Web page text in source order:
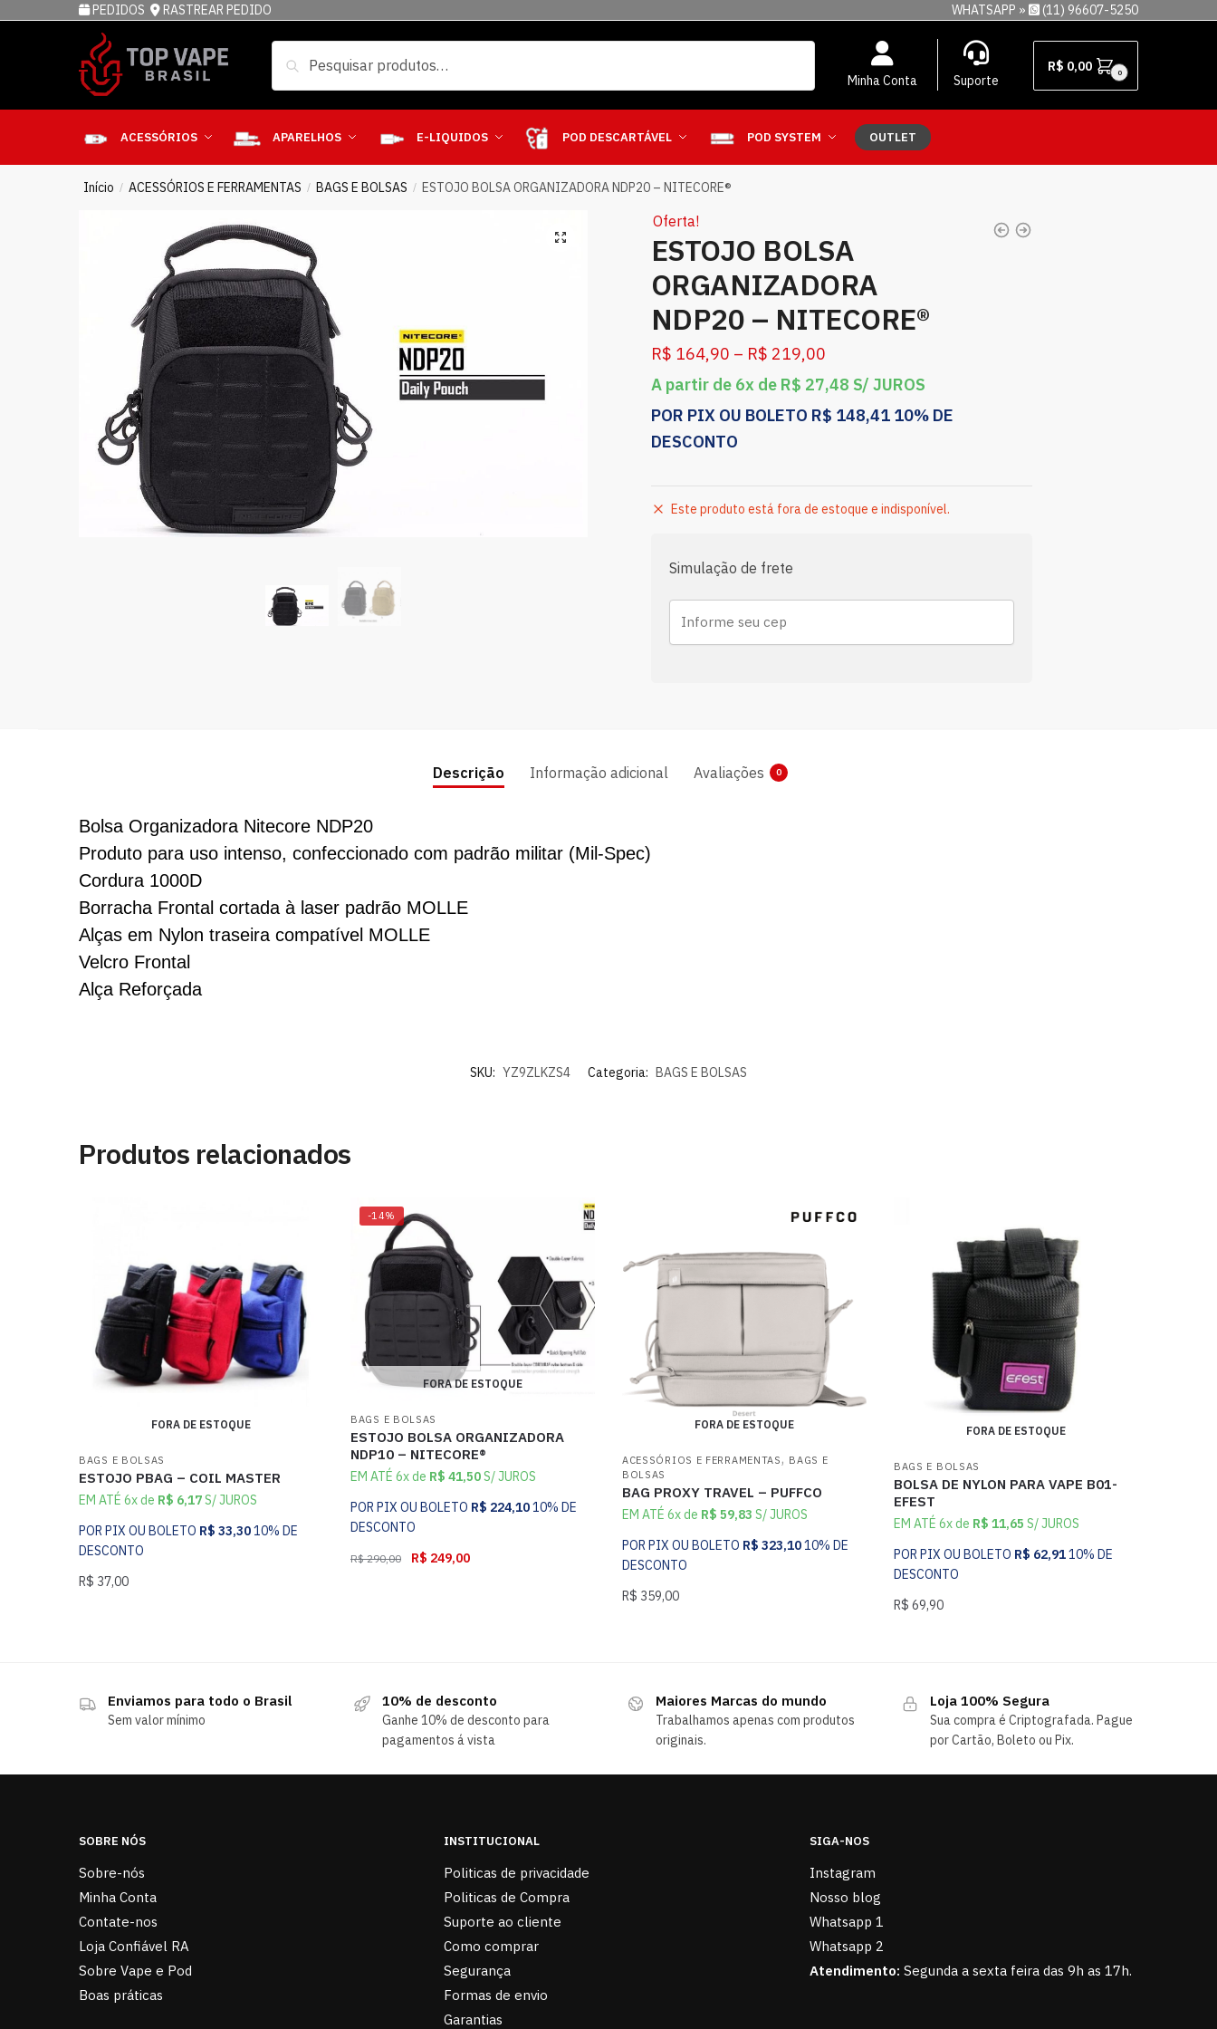
PEDIDOS RASTREAR PEDIDO WHATSAPP » (11) 96607-5250
Minha Conta Suporte
R$ 0,00 0
ACESSÓRIOS APARELHOS E-LIQUIDOS POD DESCARTÁVEL POD SYSTEM OUTLET
Início / ACESSÓRIOS E FERRAMENTAS / BAGS E BOLSAS / ESTOJO BOLSA ORGANIZADORA NDP20 – NITECORE®
Oferta!
ESTOJO BOLSA
ORGANIZADORA
NDP20 – NITECORE®
R$ 164,90 – R$ 219,00
A partir de 6x de R$ 27,48 S/ JUROS
POR PIX OU BOLETO R$ 148,41 10% DE
DESCONTO
Este produto está fora de estoque e indisponível.
Simulação de frete
Descrição Informação adicional Avaliações 0
Bolsa Organizadora Nitecore NDP20
Produto para uso intenso, confeccionado com padrão militar (Mil-Spec)
Cordura 1000D
Borracha Frontal cortada à laser padrão MOLLE
Alças em Nylon traseira compatível MOLLE
Velcro Frontal
Alça Reforçada
SKU: YZ9ZLKZS4 Categoria: BAGS E BOLSAS
Produtos relacionados
FORA DE ESTOQUE
BAGS E BOLSAS
ESTOJO PBAG – COIL MASTER
EM ATÉ 6x de R$ 6,17S/ JUROS
POR PIX OU BOLETO R$ 33,3010% DE
DESCONTO
R$ 37,00
-14%
FORA DE ESTOQUE
BAGS E BOLSAS
ESTOJO BOLSA ORGANIZADORA
NDP10 – NITECORE®
EM ATÉ 6x de R$ 41,50S/ JUROS
POR PIX OU BOLETO R$ 224,1010% DE
DESCONTO
R$290,00 R$ 249,00
FORA DE ESTOQUE
ACESSÓRIOS E FERRAMENTAS, BAGS E
BOLSAS
BAG PROXY TRAVEL – PUFFCO
EM ATÉ 6x de R$ 59,83 S/ JUROS
POR PIX OU BOLETO R$ 323,1010% DE
DESCONTO
R$ 359,00
FORA DE ESTOQUE
BAGS E BOLSAS
BOLSA DE NYLON PARA VAPE B01-
EFEST
EM ATÉ 6x de R$ 11,65 S/ JUROS
POR PIX OU BOLETO R$ 62,9110% DE
DESCONTO
R$ 69,90
Enviamos para todo o Brasil
Sem valor mínimo
10% de desconto
Ganhe 10% de desconto para
pagamentos á vista
Maiores Marcas do mundo
Trabalhamos apenas com produtos
originais.
Loja 100% Segura
Sua compra é Criptografada. Pague
por Cartão, Boleto ou Pix.
SOBRE NÓS
Sobre-nós
Minha Conta
Contate-nos
Loja Confiável RA
Sobre Vape e Pod
Boas práticas
INSTITUCIONAL
Politicas de privacidade
Politicas de Compra
Suporte ao cliente
Como comprar
Segurança
Formas de envio
Garantias
SIGA-NOS
Instagram
Nosso blog
Whatsapp 1
Whatsapp 2
Atendimento: Segunda a sexta feira das 9h as 17h.